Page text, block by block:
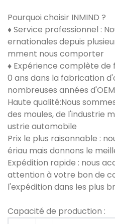
Pourquoi choisir INMIND ?
♦ Service professionnel :
ernationales depuis
mment nous comporter
♦ Expérience complète de
0 ans dans la fabrication
nombreuses années
Haute qualité:Nous
des moules, de l'industrie
ustrie automobile
Prix ​​le plus raisonnable :
ériau mais donnons le
Expédition rapide : nous
attention à votre bon de
l'expédition dans les plus
Capacité de production :